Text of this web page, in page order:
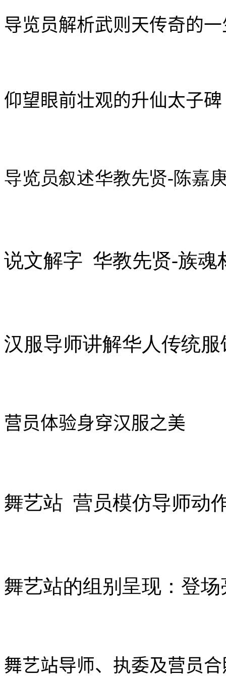
导览员解析武则天传奇的
仰望眼前壮观的升仙太子碑
导览员叙述华教先贤-陈嘉
说文解字 华教先贤-族魂
汉服导师讲解华人传统
营员体验身穿汉服之美
舞艺站 营员模仿导师动
舞艺站的组别呈现：登
舞艺站导师、执委及营员合